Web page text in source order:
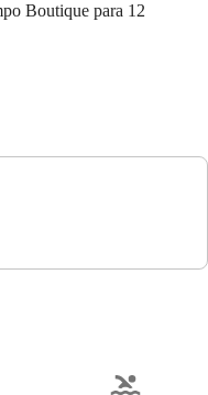
Boutique para 12